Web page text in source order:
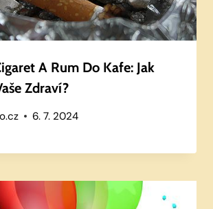
A Rum Do Kafe: Jak
Zdraví?
6. 7. 2024